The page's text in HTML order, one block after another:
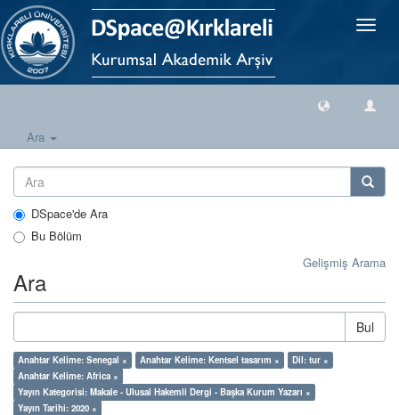
Geçiş
Ara
DSpace'de Ara
Bu Bölüm
Gelişmiş Arama
Ara
Bul
Anahtar Kelime: Senegal × Anahtar Kelime: Kentsel tasarım ×
Dil: tur ×
Anahtar Kelime: Africa ×
Yayın Kategorisi: Makale - Ulusal Hakemli Dergi - Başka Kurum Yazarı ×
Yayın Tarihi: 2020 ×